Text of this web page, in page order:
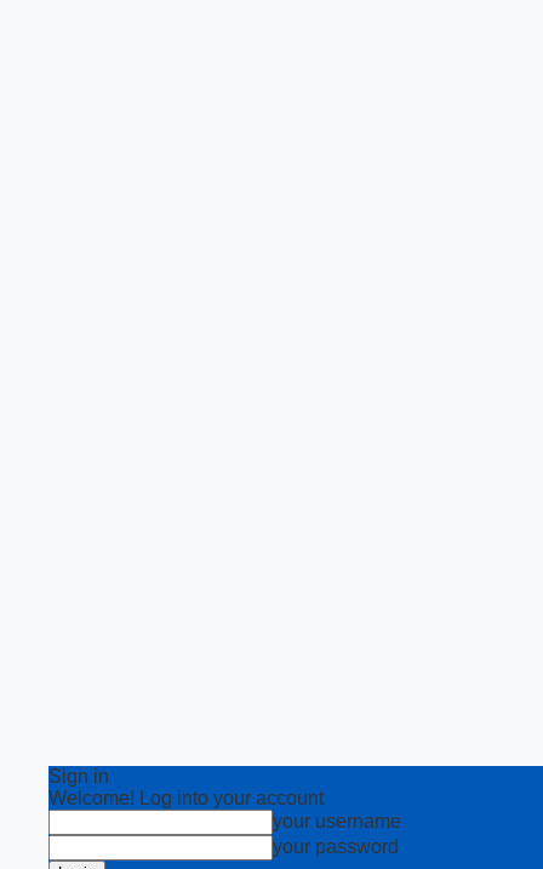
Sign in
Welcome! Log into your account
your username
your password